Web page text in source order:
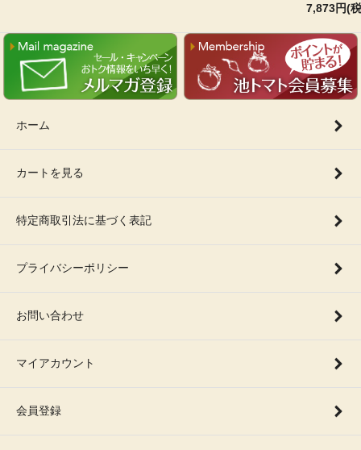
7,873円(
ホーム
カートを見る
特定商取引法に基づく表記
プライバシーポリシー
お問い合わせ
マイアカウント
会員登録